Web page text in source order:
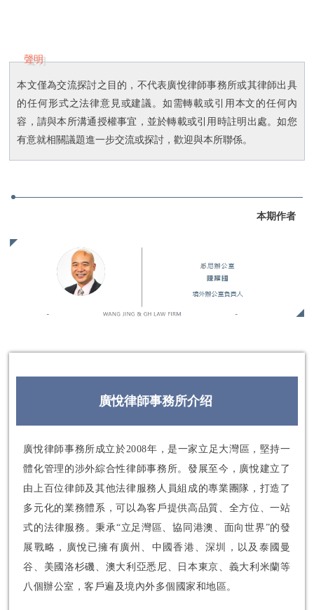
聲明
本文僅為交流探討之目的，不代表廣悅律師事務所或其律師出具
的任何形式之法律意見或建議。如需轉載或引用本文的任何內
容，請與本所溝通授權事宜，並於轉載或引用時註明出處。如您
有意就相關議題進一步交流或探討，歡迎與本所聯係。
本期作者
廣悅律師事務所介绍
廣悅律師事務所成立於2008年，是一家立足大灣區，堅持一
體化管理的涉外綜合性律師事務所。發展至今，廣悅建立了
由上百位律師及其他法律服務人員組成的專業團隊，打造了
多元化的業務體系，可以為客戶提供高品質、全方位、一站
式的法律服務。秉承“立足灣區、協同港澳、面向世界”的發
展戰略，廣悅已擁有廣州、中國香港、深圳，以及泰國曼
谷、美國洛杉磯、澳大利亞悉尼、日本東京、義大利米蘭等
八個辦公室，客戶遍及境內外多個國家和地區。